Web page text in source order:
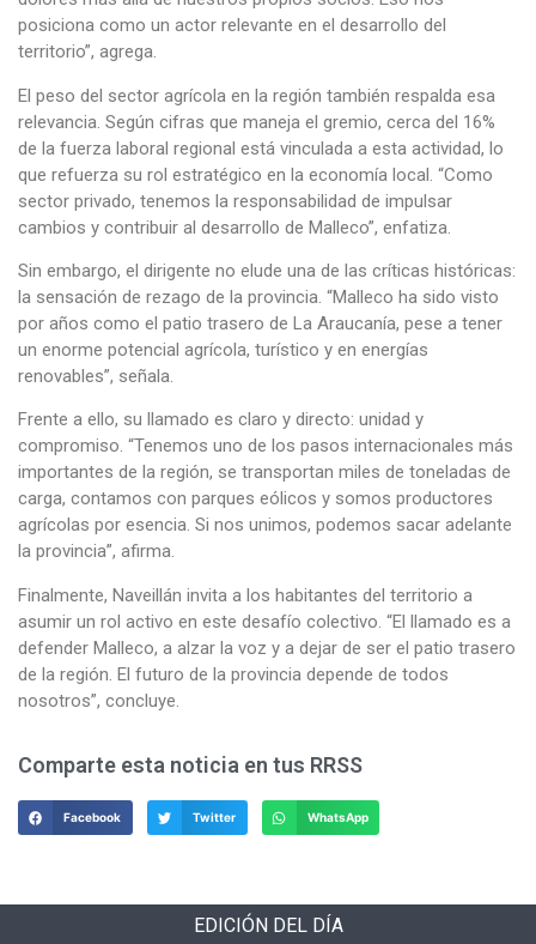
posiciona como un actor relevante en el desarrollo del
territorio”, agrega.
El peso del sector agrícola en la región también respalda esa
relevancia. Según cifras que maneja el gremio, cerca del 16%
de la fuerza laboral regional está vinculada a esta actividad, lo
que refuerza su rol estratégico en la economía local. “Como
sector privado, tenemos la responsabilidad de impulsar
cambios y contribuir al desarrollo de Malleco”, enfatiza.
Sin embargo, el dirigente no elude una de las críticas históricas:
la sensación de rezago de la provincia. “Malleco ha sido visto
por años como el patio trasero de La Araucanía, pese a tener
un enorme potencial agrícola, turístico y en energías
renovables”, señala.
Frente a ello, su llamado es claro y directo: unidad y
compromiso. “Tenemos uno de los pasos internacionales más
importantes de la región, se transportan miles de toneladas de
carga, contamos con parques eólicos y somos productores
agrícolas por esencia. Si nos unimos, podemos sacar adelante
la provincia”, afirma.
Finalmente, Naveillán invita a los habitantes del territorio a
asumir un rol activo en este desafío colectivo. “El llamado es a
defender Malleco, a alzar la voz y a dejar de ser el patio trasero
de la región. El futuro de la provincia depende de todos
nosotros”, concluye.
Comparte esta noticia en tus RRSS
Facebook Twitter WhatsApp
EDICIÓN DEL DÍA